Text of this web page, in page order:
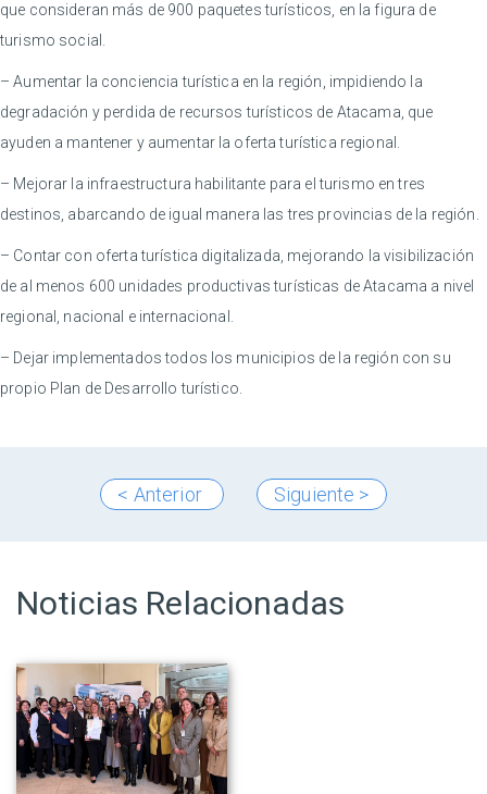
que consideran más de 900 paquetes turísticos, en la figura de
turismo social.
– Aumentar la conciencia turística en la región, impidiendo la
degradación y perdida de recursos turísticos de Atacama, que
ayuden a mantener y aumentar la oferta turística regional.
– Mejorar la infraestructura habilitante para el turismo en tres
destinos, abarcando de igual manera las tres provincias de la región.
– Contar con oferta turística digitalizada, mejorando la visibilización
de al menos 600 unidades productivas turísticas de Atacama a nivel
regional, nacional e internacional.
– Dejar implementados todos los municipios de la región con su
propio Plan de Desarrollo turístico.
< Anterior Siguiente >
Noticias Relacionadas